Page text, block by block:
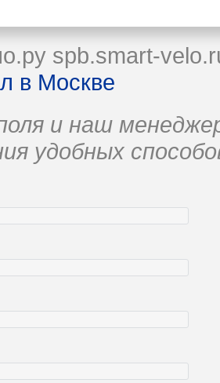
spb.smart-
в Москве
и наш
удобных